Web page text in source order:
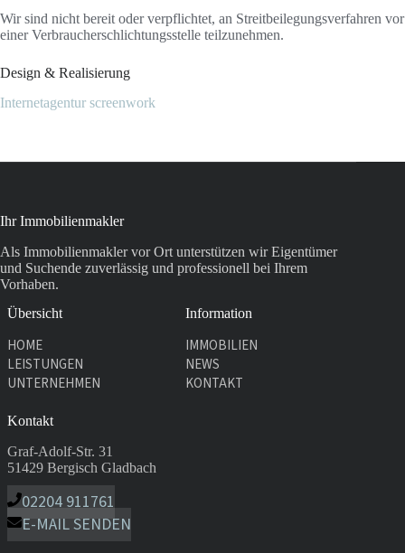
Wir sind nicht bereit oder verpflichtet, an Streitbeilegungsverfahren vor
einer Verbraucherschlichtungsstelle teilzunehmen.
Design & Realisierung
Internetagentur screenwork
Ihr Immobilienmakler
Als Immobilienmakler vor Ort unterstützen wir Eigentümer
und Suchende zuverlässig und professionell bei Ihrem
Vorhaben.
Übersicht
HOME
LEISTUNGEN
UNTERNEHMEN
Information
IMMOBILIEN
NEWS
KONTAKT
Kontakt
Graf-Adolf-Str. 31
51429 Bergisch Gladbach
02204 911761
E-MAIL SENDEN